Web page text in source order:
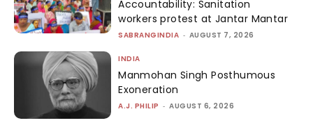
Accountability: Sanitation
workers protest at Jantar Mantar
SABRANGINDIA - AUGUST 7, 2026
INDIA
Manmohan Singh Posthumous
Exoneration
A.J. PHILIP - AUGUST 6, 2026